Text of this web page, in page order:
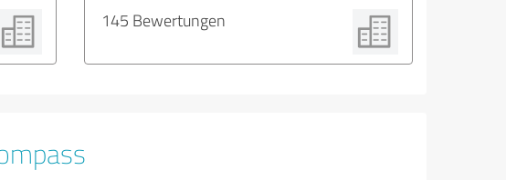
145 Bewertungen